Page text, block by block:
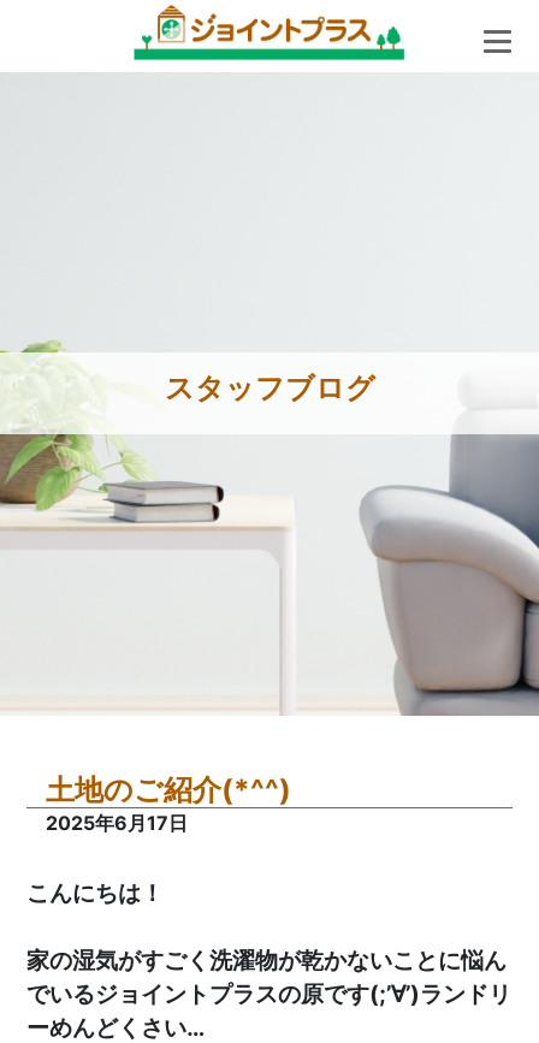
スタッフブログ
土地のご紹介(*^^)
2025年6月17日
こんにちは！
家の湿気がすごく洗濯物が乾かないことに悩ん
でいるジョイントプラスの原です(;’∀’)ランドリ
ーめんどくさい…